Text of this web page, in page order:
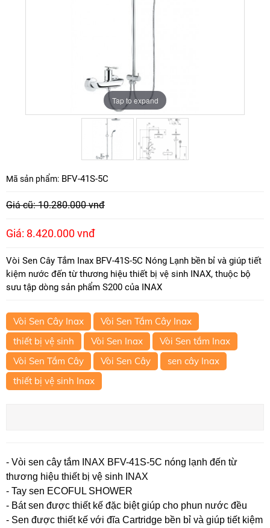
Tap to expand
Tap to expand
Mã sản phẩm: BFV-41S-5C
Giá cũ: 10.280.000 vnđ
Giá: 8.420.000 vnđ
Vòi Sen Cây Tắm Inax BFV-41S-5C Nóng Lạnh bền bỉ và giúp tiết
kiệm nước đến từ thương hiệu thiết bị vệ sinh INAX, thuộc bộ
sưu tập dòng sản phẩm S200 của INAX
Vòi Sen Cây Inax
Vòi Sen Tắm Cây Inax
thiết bị vệ sinh
Vòi Sen Inax
Vòi Sen tắm Inax
Vòi Sen Tắm Cây
Vòi Sen Cây
sen cây Inax
thiết bị vệ sinh Inax
- Vòi sen cây tắm INAX BFV-41S-5C nóng lạnh đến từ
thương hiệu thiết bị vệ sinh INAX
- Tay sen ECOFUL SHOWER
- Bát sen được thiết kế đặc biệt giúp cho phun nước đều
- Sen được thiết kế với đĩa Cartridge bền bỉ và giúp tiết kiệm